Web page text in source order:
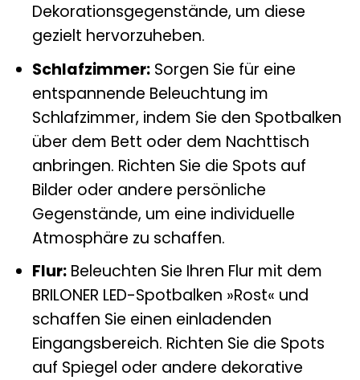
Dekorationsgegenstände, um diese
gezielt hervorzuheben.
Schlafzimmer:Sorgen Sie für eine
entspannende Beleuchtung im
Schlafzimmer, indem Sie den Spotbalken
über dem Bett oder dem Nachttisch
anbringen. Richten Sie die Spots auf
Bilder oder andere persönliche
Gegenstände, um eine individuelle
Atmosphäre zu schaffen.
Flur:Beleuchten Sie Ihren Flur mit dem
BRILONER LED-Spotbalken »Rost« und
schaffen Sie einen einladenden
Eingangsbereich. Richten Sie die Spots
auf Spiegel oder andere dekorative